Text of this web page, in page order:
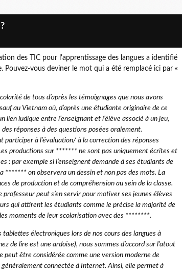
des TIC pour l'apprentissage des langues a identifié
Pouvez-vous deviner le mot qui a été remplacé ici par «
de tous d’après les témoignages que nous avons
au Vietnam où, d’après une étudiante originaire de ce
lien ludique entre l’enseignant et l’élève associé à un jeu,
réponses à des questions posées oralement.
participer à l’évaluation/ à la correction des réponses
productions sur ******* ne sont pas uniquement écrites et
: par exemple si l’enseignent demande à ses étudiants de
******* on observera un dessin et non pas des mots. La
de production et de compréhension au sein de la classe.
peut s’en servir pour motiver ses jeunes élèves
qui attirent les étudiants comme le précise la majorité de
moments de leur scolarisation avec des ********.
tablettes électroniques lors de nos cours des langues à
de lire est une ardoise), nous sommes d’accord sur l’atout
peut être considérée comme une version moderne de
généralement connectée à Internet. Ainsi, elle permet à